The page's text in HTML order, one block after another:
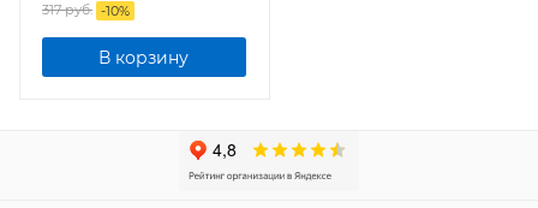
317руб. -10%
В корзину